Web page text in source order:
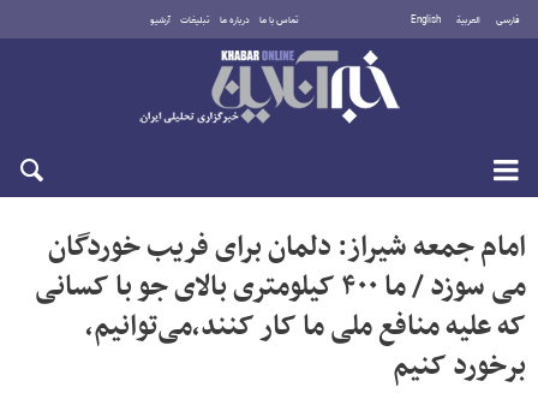
فارسی العربية English تماس با ما درباره ما تبلیغات آرشیو
جمعه ۱۶ مرداد ۱۴۰۵
امام جمعه شیراز: دلمان برای ‌فریب خوردگان
‌می سوزد / ما ۴۰۰ کیلومتری بالای جو با کسانی
که علیه منافع ملی ما کار کنند،می‌توانیم،
برخورد کنیم